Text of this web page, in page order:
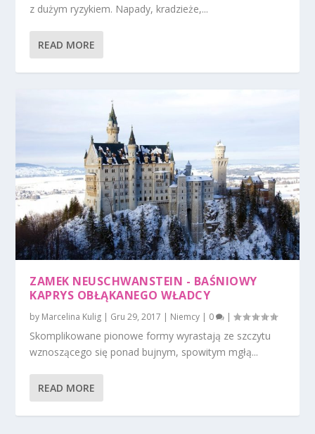
z dużym ryzykiem. Napady, kradzieże,...
READ MORE
ZAMEK NEUSCHWANSTEIN - BAŚNIOWY
KAPRYS OBŁĄKANEGO WŁADCY
by Marcelina Kulig | Gru 29, 2017 | Niemcy | 0 |
Skomplikowane pionowe formy wyrastają ze szczytu
wznoszącego się ponad bujnym, spowitym mgłą...
READ MORE